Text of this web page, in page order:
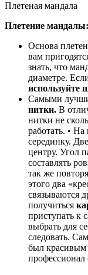
Плетеная мандала
Плетение мандалы:
Основа
вам
знать, что
диаметре.
Самыми
нитки. В
нитки не
работать. •
серединку.
центру. Угол
составлять
так же
этого два
связываются
получиться
приступать к
выбрать для
следовать.
был красивым
профессионал